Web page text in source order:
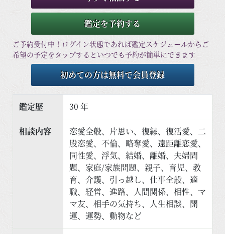
鑑定を予約する
ご予約受付中！ログイン状態であれば鑑定スケジュールからご
希望の予定をタップするといつでも予約が簡単にできます
初めての方は無料で会員登録
鑑定歴 30 年
相談内容
恋愛全般、片思い、復縁、復活愛、二
股恋愛、不倫、略奪愛、遠距離恋愛、
同性愛、浮気、結婚、離婚、夫婦問
題、家庭/家族問題、親子、育児、教
育、介護、引っ越し、仕事全般、適
職、経営、進路、人間関係、相性、マ
マ友、相手の気持ち、人生相談、開
運、運勢、動物など